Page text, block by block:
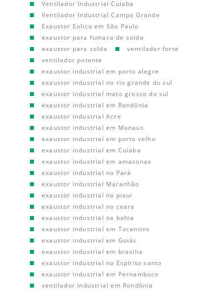
Ventilador Industrial Cuiaba
Ventilador Industrial Campo Grande
Exaustor Eolico em São Paulo
exaustor para fumaca de solda
exaustor para solda
ventilador forte
ventilador potente
exaustor industrial em porto alegre
exaustor industrial no rio grande do sul
exaustor industrial mato grosso do sul
exaustor industrial em Rondônia
exaustor industrial Acre
exaustor industrial em Manaus
exaustor industrial em porto velho
exaustor industrial em Cuiaba
exaustor industrial em amazonas
exaustor industrial no Pará
exaustor industrial Maranhão
exaustor industrial no piaui
exaustor industrial no ceara
exaustor industrial na bahia
exaustor industrial em Tocantins
exaustor industrial em Goiás
exaustor industrial em brasilia
exaustor industrial no Espírito santo
exaustor industrial em Pernambuco
ventilador industrial em Rondônia